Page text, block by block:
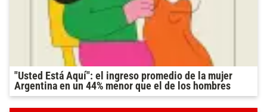
"Usted Está Aquí": el ingreso promedio de la mujer
Argentina en un 44% menor que el de los hombres